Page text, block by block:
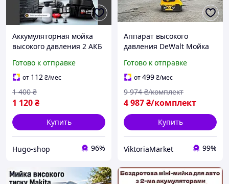
Аккумуляторная мойка
высокого давления 2 АКБ
для машин Беспроводная
минимойка
Готово к отправке
от 112₴/мес
1 120₴
1 400 ₴
Купить
Hugo-shop 96%
Аппарат высокого
давления DeWalt Мойка
(Аккумуляторная мойка
высокого давления для
машин) Мойка для уборки
авто
Готово к отправке
от499₴/мес
4 987₴/комплект
9 974 ₴/комплект
Купить
ViktoriaMarket 99%